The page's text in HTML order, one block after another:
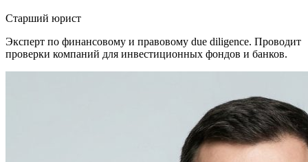
Старший юрист
Эксперт по финансовому и правовому due diligence. Проводит
проверки компаний для инвестиционных фондов и банков.